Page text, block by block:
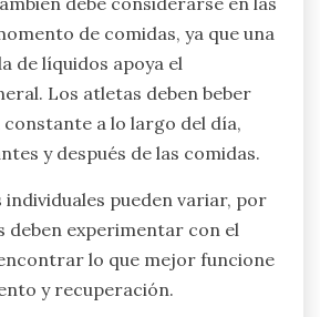
comidas para los
de momento de comidas
consumir comidas y
y la recuperación. Los
comer una comida
antes del entrenamiento o
alimentar sus cuerpos.